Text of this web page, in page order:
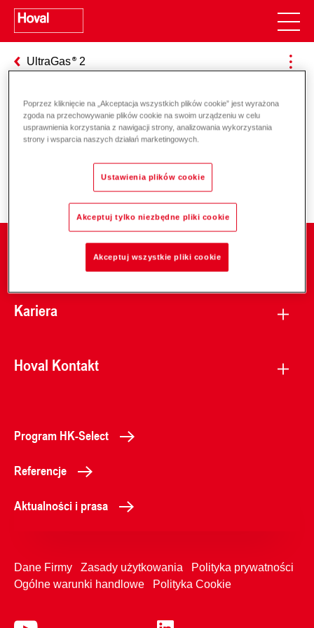
UltraGas 2
Odpowiedzialność za energię i
Kariera
Hoval Kontakt
Program HK-Select
Referencje
Aktualności i prasa
Dane Firmy Zasady użytkowania
Polityka prywatności
Ogólne warunki handlowe
Polityka Cookie
Poprzez kliknięcie na „Akceptacja wszystkich plików cookie” jest wyrażona
zgoda na przechowywanie plików cookie na swoim urządzeniu w celu
usprawnienia korzystania z nawigacji strony, analizowania wykorzystania
strony i wsparcia naszych działań marketingowych.
Ustawienia plików cookie
Akceptuj tylko niezbędne pliki cookie
Akceptuj wszystkie pliki cookie